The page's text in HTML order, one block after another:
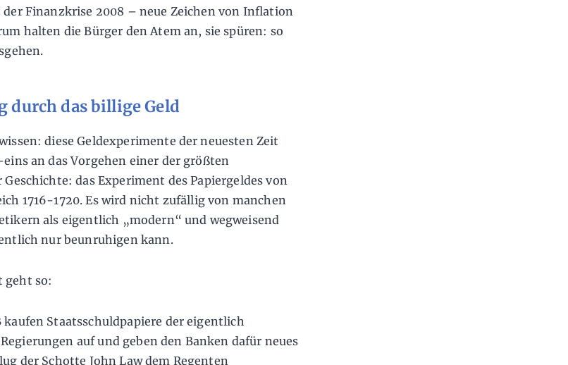
der Finanzkrise 2008 – neue Zeichen von Inflation
halten die Bürger den Atem an, sie spüren: so
durch das billige Geld
diese Geldexperimente der neuesten Zeit
an das Vorgehen einer der größten
das Experiment des Papiergeldes von
1716-1720. Es wird nicht zufällig von manchen
als eigentlich „modern“ und wegweisend
nur beunruhigen kann.
geht so:
kaufen Staatsschuldpapiere der eigentlich
auf und geben den Banken dafür neues
der Schotte John Law dem Regenten